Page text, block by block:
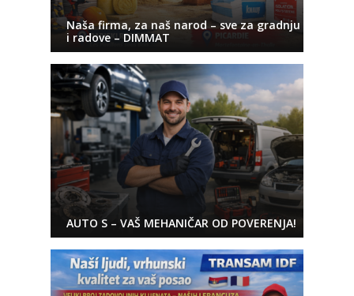
Naša firma, za naš narod – sve za gradnju
i radove – DIMMAT
AUTO S – VAŠ MEHANIČAR OD POVERENJA!